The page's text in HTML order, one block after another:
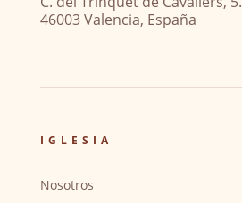
46003 Valencia, España
IGLESIA
Nosotros